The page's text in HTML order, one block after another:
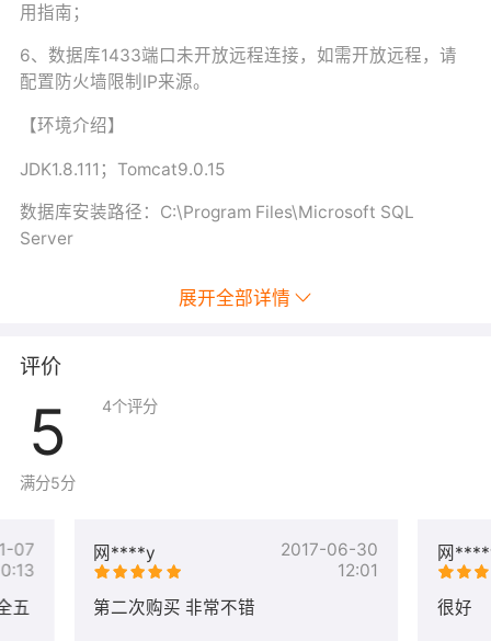
用指南；
6、数据库1433端口未开放远程连接，如需开放远程，请
配置防火墙限制IP来源。
【环境介绍】
JDK1.8.111；Tomcat9.0.15
数据库安装路径：C:\Program Files\Microsoft SQL
Server
(x86)\FileZilla Server 中文版
【使用说明】
打开SQL Server Management Studio数据库客户端连接工
具，使用sa账户登陆数据库，服务器名称为英文半角的“.”
或“localhost”或“127.0.0.1”
本镜像使用FileZilla Server作为默认FTP工具，用户可根据
打开桌面【FileZilla Server Interface】软件
添加用户
展开全部详情
评价
5
满分5分
4个评分
网****y
2017-06-30
12:01
第二次购买 非常不错
网
很好
07
五